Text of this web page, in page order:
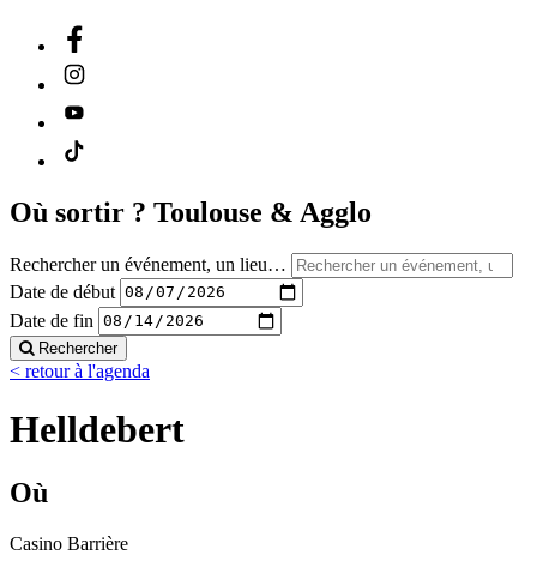
Où sortir ? Toulouse & Agglo
Rechercher un événement, un lieu…
Date de début
Date de fin
Rechercher
< retour à l'agenda
Helldebert
Où
Casino Barrière